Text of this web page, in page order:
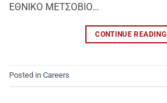
ΕΘΝΙΚΟ ΜΕΤΣΟΒΙΟ…
CONTINUE READING
Posted in Careers